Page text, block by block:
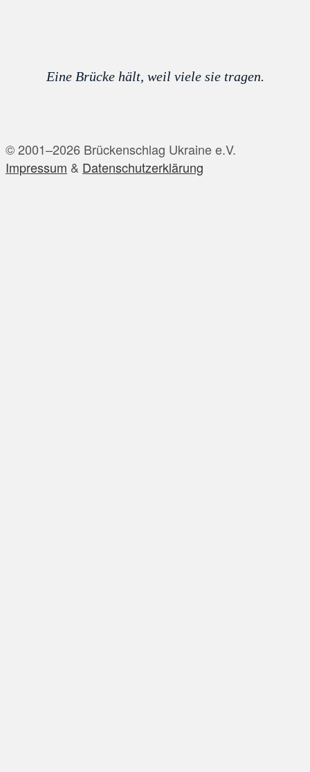
Eine Brücke hält, weil viele sie tragen.
© 2001–2026 Brückenschlag Ukraine e.V.
Impressum & Datenschutzerklärung